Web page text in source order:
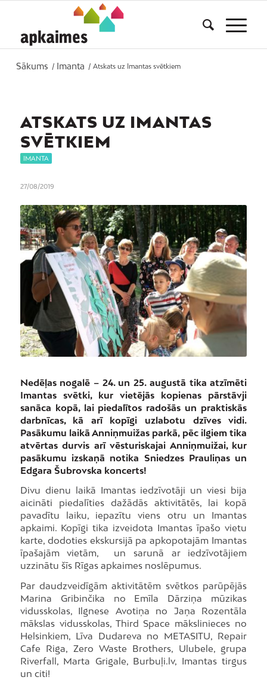
Sākums / Imanta / Atskats uz Imantas svētkiem
ATSKATS UZ IMANTAS
SVĒTKIEM
IMANTA
27/08/2019
Nedēļas nogalē – 24. un 25. augustā tika atzīmēti
Imantas svētki, kur vietējās kopienas pārstāvji
sanāca kopā, lai piedalītos radošās un praktiskās
darbnīcas, kā arī kopīgi uzlabotu dzīves vidi.
Pasākumu laikā Anniņmuižas parkā, pēc ilgiem tika
atvērtas durvis arī vēsturiskajai Anniņmuižai, kur
pasākumu izskaņā notika Sniedzes Prauliņas un
Edgara Šubrovska koncerts!
Divu dienu laikā Imantas iedzīvotāji un viesi bija
aicināti piedalīties dažādās aktivitātēs, lai kopā
pavadītu laiku, iepazītu viens otru un Imantas
apkaimi. Kopīgi tika izveidota Imantas īpašo vietu
karte, dodoties ekskursijā pa apkopotajām Imantas
īpašajām vietām, un sarunā ar iedzīvotājiem
uzzinātu šīs Rīgas apkaimes noslēpumus.
Par daudzveidīgām aktivitātēm svētkos parūpējās
Marina Gribinčika no Emīla Dārziņa mūzikas
vidusskolas, Ilgnese Avotiņa no Jaņa Rozentāla
mākslas vidusskolas, Third Space mākslinieces no
Helsinkiem, Līva Dudareva no METASITU, Repair
Cafe Riga, Zero Waste Brothers, Ulubele, grupa
Riverfall, Marta Grigale, Burbuļi.lv, Imantas tirgus
un citi!